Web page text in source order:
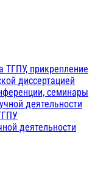
ТГПУ, прикрепление
диссертацией
семинары
деятельности
деятельности